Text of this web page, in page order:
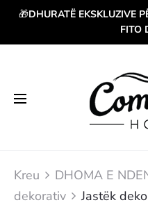
🎁DHURATË EKSKLUZIVE
FITO
Kreu DHOMA E
dekorativ
Jastëk